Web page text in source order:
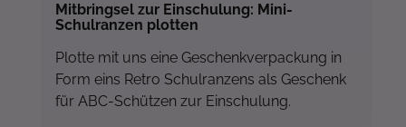
Mitbringsel zur Einschulung: Mini-
Schulranzen plotten
Plotte mit uns eine Geschenkverpackung in
Form eins Retro Schulranzens als Geschenk
für ABC-Schützen zur Einschulung.